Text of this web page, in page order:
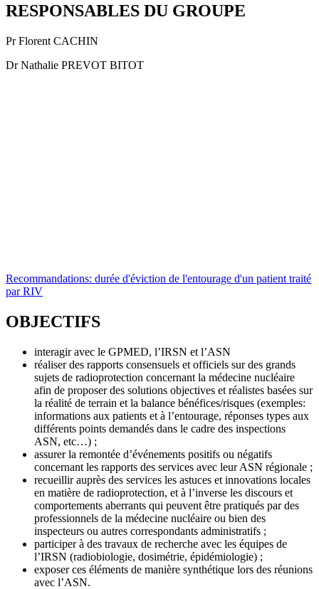
RESPONSABLES DU GROUPE
Pr Florent CACHIN
Dr Nathalie PREVOT BITOT
Recommandations: durée d'éviction de l'entourage d'un patient traité
par RIV
OBJECTIFS
interagir avec le GPMED, l’IRSN et l’ASN
réaliser des rapports consensuels et officiels sur des grands
sujets de radioprotection concernant la médecine nucléaire
afin de proposer des solutions objectives et réalistes basées sur
la réalité de terrain et la balance bénéfices/risques (exemples:
informations aux patients et à l’entourage, réponses types aux
différents points demandés dans le cadre des inspections
ASN, etc…) ;
assurer la remontée d’événements positifs ou négatifs
concernant les rapports des services avec leur ASN régionale ;
recueillir auprès des services les astuces et innovations locales
en matière de radioprotection, et à l’inverse les discours et
comportements aberrants qui peuvent être pratiqués par des
professionnels de la médecine nucléaire ou bien des
inspecteurs ou autres correspondants administratifs ;
participer à des travaux de recherche avec les équipes de
l’IRSN (radiobiologie, dosimétrie, épidémiologie) ;
exposer ces éléments de manière synthétique lors des réunions
avec l’ASN.